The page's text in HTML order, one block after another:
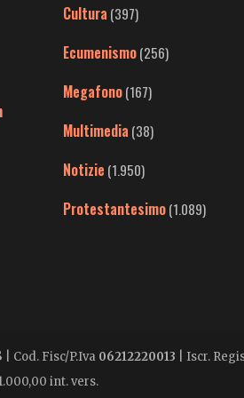
Cultura (397)
Ecumenismo(256)
Megafono(167)
Multimedia (38)
Notizie (1.950)
Protestantesimo(1.089)
| Cod. Fisc/P.Iva 06212220013 | Iscr.
int. vers.